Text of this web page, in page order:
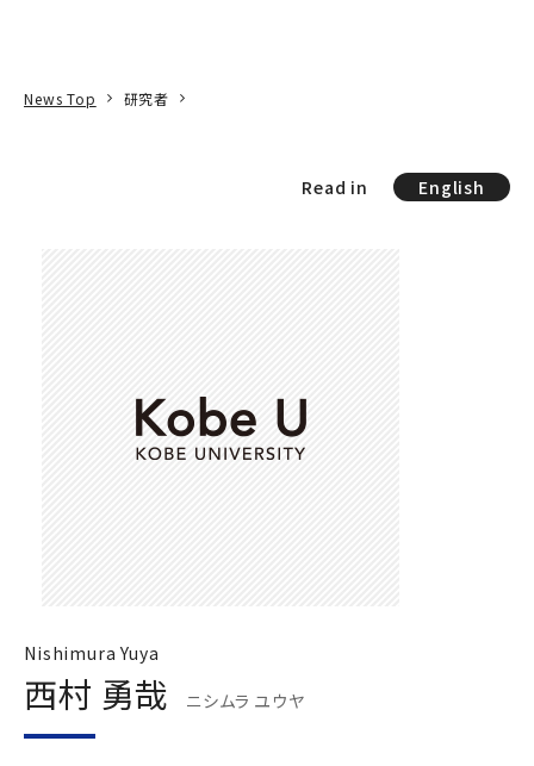
News Top 研究者
Read in English
Nishimura Yuya
西村 勇哉 ニシムラ ユウヤ